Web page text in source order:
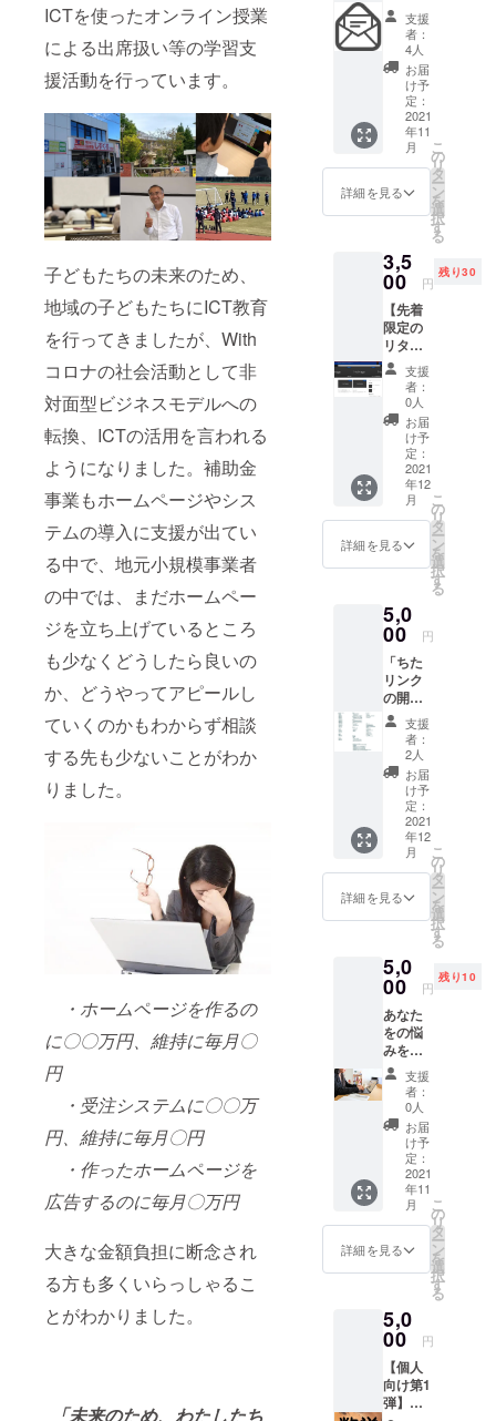
ICTを使ったオンライン授業
による出席扱い等の学習支
援活動を行っています。
子どもたちの未来のため、
地域の子どもたちにICT教育
を行ってきましたが、With
コロナの社会活動として非
対面型ビジネスモデルへの
転換、ICTの活用を言われる
ようになりました。補助金
事業もホームページやシス
テムの導入に支援が出てい
る中で、地元小規模事業者
の中では、まだホームペー
ジを立ち上げているところ
も少なくどうしたら良いの
か、どうやってアピールし
ていくのかもわからず相談
する先も少ないことがわか
りました。
・ホームページを作るの
に〇〇万円、維持に毎月〇
円
・受注システムに〇〇万
円、維持に毎月〇円
・作ったホームページを
広告するのに毎月〇万円
大きな金額負担に断念され
る方も多くいらっしゃるこ
とがわかりました。
「未来のため、わたしたち
活動や地域
小中高学校
でのイン
ターネット
安心安全の
ボランティ
ア講師活
カー等ス
じた子ども
教育支援活
動も行って
います。
ジェク
トに対
し、シ
ンプル
にご支
援いた
だける
方向け
の御礼
のメー
ルで
す。 ま
た、本
ジェク
トで作
成しま
したパ
ンフ
レット
を送付
させて
いただ
きま
す。 ご
支援い
ただけ
ますこ
と大変
ありが
たく感
支援
者：
4人
お届
け予
定：
2021
年11
月
詳細を見る
こ
の
リ
タ
ー
ン
を
選
択
す
る
3,5
00 円
残り30
【先着
限定の
リター
ン】ち
たリン
クの
ページ
で店舗
紹介、
サービ
ス・商
品紹
介、イ
ベント
告知を
投稿記
で掲載
しま
す。
ホーム
ページ
へリン
クして
誘導し
ます。
サービ
ス開始
時の掲
載で注
目を集
めるこ
とがで
きま
末の1日
日ま
で、毎
日１つ
ずつ最
新情報
として
入札順
で掲載
してい
きま
す。 備
考欄に
掲載を
希望す
る概要
または
URLを
載内容
はメー
ルで打
合せと
なりま
す。 ※
支援
者：
0人
お届
け予
定：
2021
年12
月
詳細を見る
こ
の
リ
タ
ー
ン
を
選
択
す
る
5,0
00 円
「ちた
リンク
の開設
を応援
してい
ただい
た方の
ご紹介
ペー
ジ」で
リンク
掲載さ
せてい
ただき
たいと
思いま
考欄に
掲載名
とリン
ク先
URLを
ご記入
くださ
い。 ま
た、本
プロ
ジェク
トで作
成しま
したパ
ンフ
レット
を送付
す。 ※
知多半
島外の
事業者
の方で
も、知
支援
者：
2人
お届
け予
定：
2021
年12
月
詳細を見る
こ
の
リ
タ
ー
ン
を
選
択
す
る
5,0
00 円
残り10
あなた
をの悩
みを助
ける、
会員向
けの
「ICTサ
ポー
ト」を1
回行い
ます。
イン
ター
ネット
やパソ
コン、
広告や
SNS、
補助金
活用の
お悩み
のご相
支援
者：
0人
お届
け予
定：
2021
年11
月
詳細を見る
こ
の
リ
タ
ー
ン
を
選
択
す
る
5,0
00 円
【個人
向け第1
弾】数